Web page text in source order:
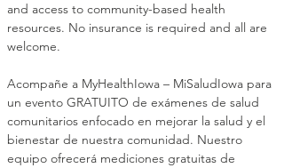
and access to community-based health
resources. No insurance is required and all are
welcome.
Acompañe a MyHealthIowa – MiSaludIowa para
un evento GRATUITO de exámenes de salud
comunitarios enfocado en mejorar la salud y el
bienestar de nuestra comunidad. Nuestro
equipo ofrecerá mediciones gratuitas de